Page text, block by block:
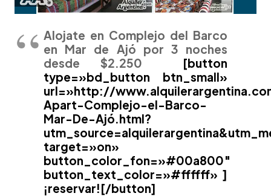
Alojate en Complejo del Barco
en Mar de Ajó por 3 noches
desde $2.250 [button
type=»bd_button btn_small»
url=»http://
Apart-Complejo-el-Barco-
Mar-De-Ajó.html?
target=»on»
button_color_fon=»#00a800″
button_text_color=»#ffffff» ]
¡reservar![/button]